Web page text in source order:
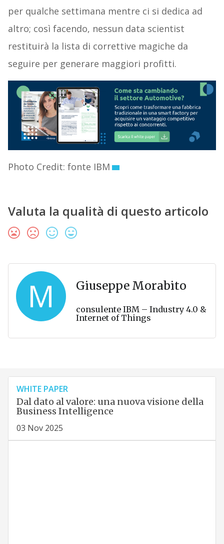
per qualche settimana mentre ci si dedica ad
altro; così facendo, nessun data scientist
restituirà la lista di correttive magiche da
seguire per generare maggiori profitti.
Photo Credit: fonte IBM
Valuta la qualità di questo articolo
M Giuseppe Morabito
consulente IBM – Industry 4.0 &
Internet of Things
WHITE PAPER
Dal dato al valore: una nuova visione della
Business Intelligence
03 Nov 2025